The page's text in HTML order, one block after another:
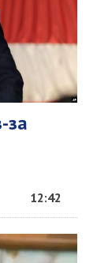
за
12:42